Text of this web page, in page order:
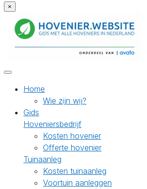
×
Home
Wie zijn wij?
Gids
Hoveniersbedrijf
Kosten hovenier
Offerte hovenier
Tuinaanleg
Kosten tuinaanleg
Voortuin aanleggen